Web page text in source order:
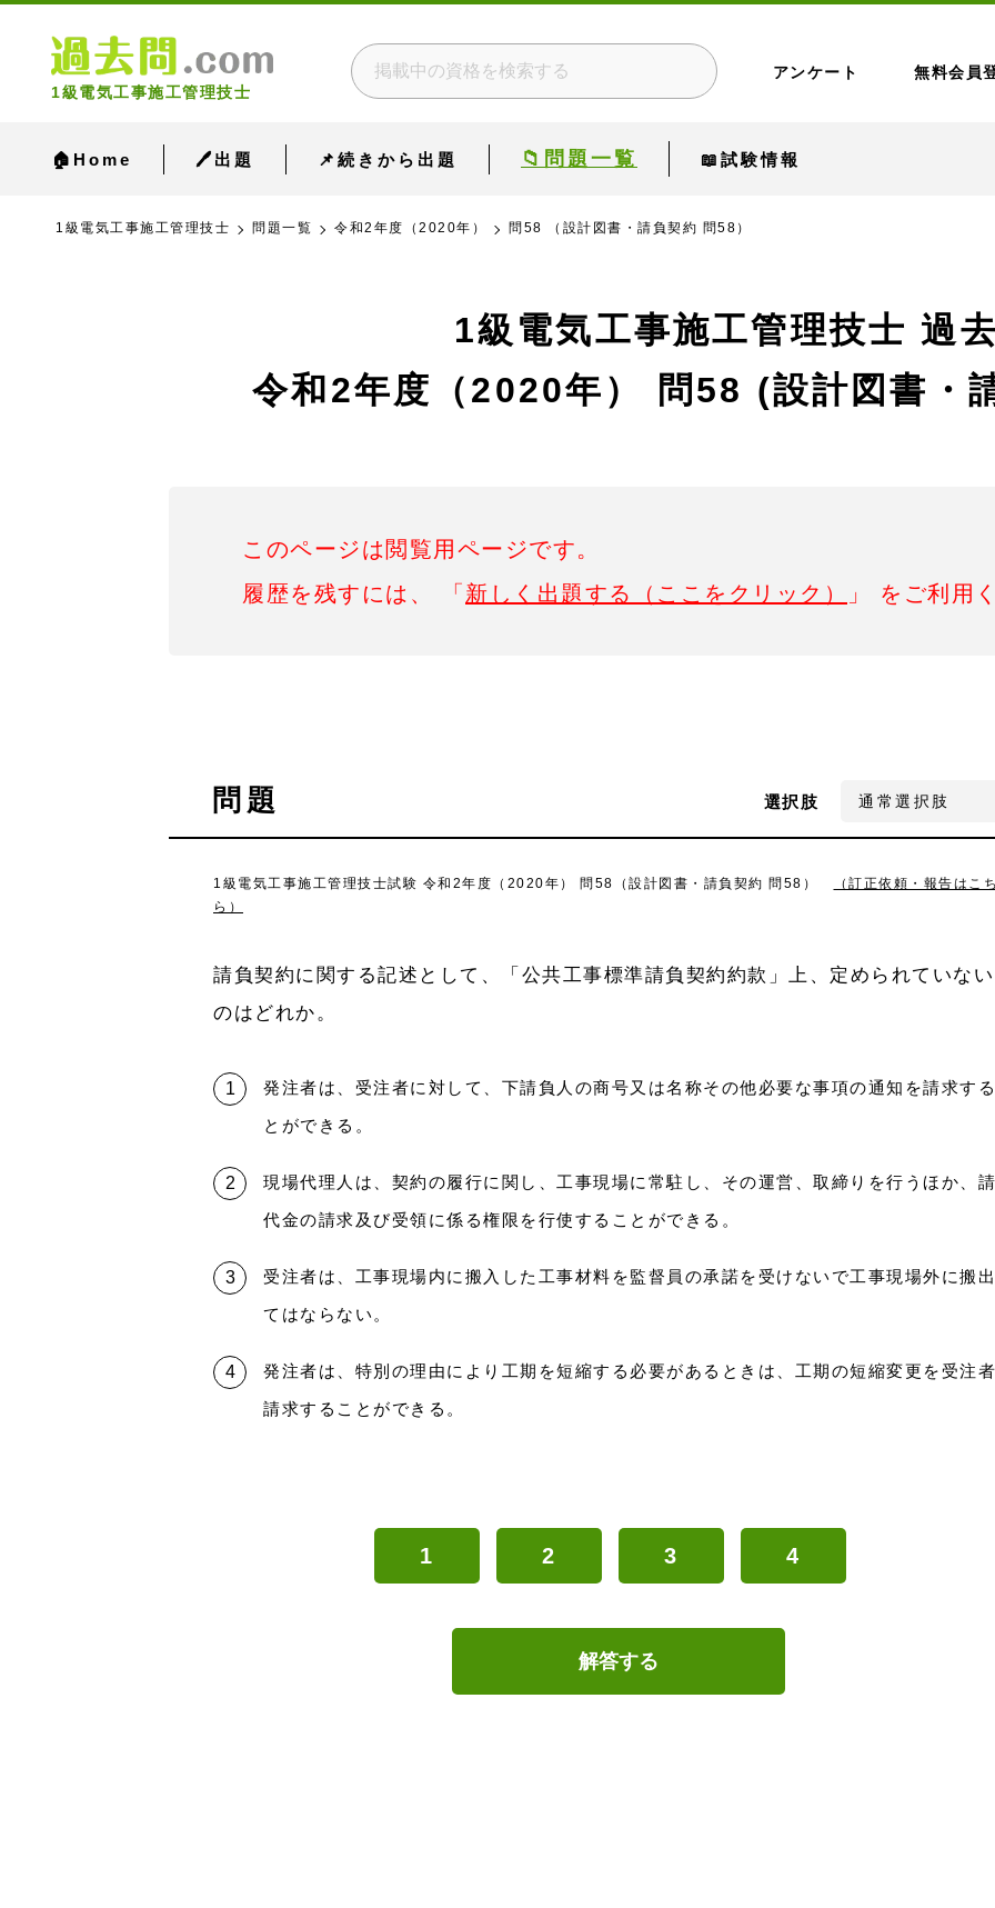
1級電気工事施工管理技士
アンケート 無料会員
🏠Home 🖊出題 📌続きから出題 📁問題一覧 📖試験情報
1級電気工事施工管理技士 問題一覧 令和2年度（2020年） 問58 （設計図書・請負契約 問58）
1級電気工事施工管理技士 過
令和2年度（2020年）
問58 (設計図書・
このページは閲覧用ページです。
履歴を残すには、 「 新しく出題する（ここをクリック） 」 をご利用
問題 選択肢
1級電気工事施工管理技士試験 令和2年度（2020年） 問58（設計図書・請負契約 問58）
（訂正依頼・報告はこち
ら）
請負契約に関する記述として、「公共工事標準請負契約約款」上、定められていない
のはどれか。
発注者は、受注者に対して、下請負人の商号又は名称その他必要な事項の通知を請求する
とができる。
現場代理人は、契約の履行に関し、工事現場に常駐し、その運営、取締りを行うほか、
代金の請求及び受領に係る権限を行使することができる。
受注者は、工事現場内に搬入した工事材料を監督員の承諾を受けないで工事現場外に搬
てはならない。
発注者は、特別の理由により工期を短縮する必要があるときは、工期の短縮変更を受注
請求することができる。
1 2 3 4
解答する